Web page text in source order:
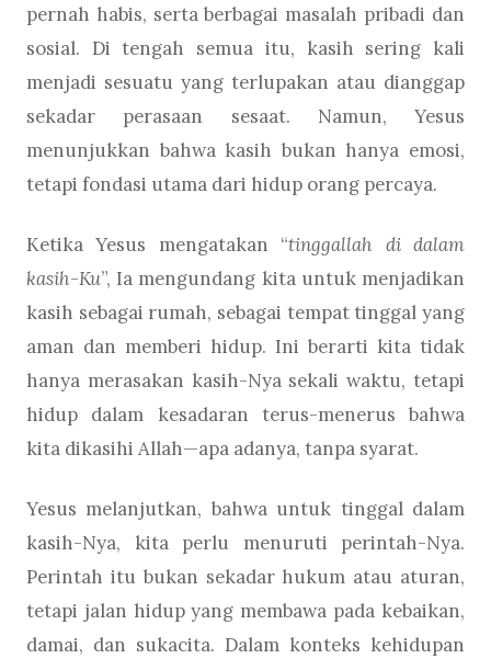
pernah habis, serta berbagai masalah pribadi dan
sosial. Di tengah semua itu, kasih sering kali
menjadi sesuatu yang terlupakan atau dianggap
sekadar perasaan sesaat. Namun, Yesus
menunjukkan bahwa kasih bukan hanya emosi,
tetapi fondasi utama dari hidup orang percaya.
Ketika Yesus mengatakan “tinggallah di dalam
kasih-Ku”, Ia mengundang kita untuk menjadikan
kasih sebagai rumah, sebagai tempat tinggal yang
aman dan memberi hidup. Ini berarti kita tidak
hanya merasakan kasih-Nya sekali waktu, tetapi
hidup dalam kesadaran terus-menerus bahwa
kita dikasihi Allah—apa adanya, tanpa syarat.
Yesus melanjutkan, bahwa untuk tinggal dalam
kasih-Nya, kita perlu menuruti perintah-Nya.
Perintah itu bukan sekadar hukum atau aturan,
tetapi jalan hidup yang membawa pada kebaikan,
damai, dan sukacita. Dalam konteks kehidupan